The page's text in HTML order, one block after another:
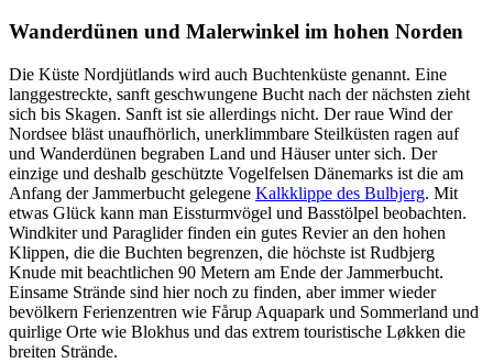
Wanderdünen und Malerwinkel im hohen Norden
Die Küste Nordjütlands wird auch Buchtenküste genannt. Eine
langgestreckte, sanft geschwungene Bucht nach der nächsten zieht
sich bis Skagen. Sanft ist sie allerdings nicht. Der raue Wind der
Nordsee bläst unaufhörlich, unerklimmbare Steilküsten ragen auf
und Wanderdünen begraben Land und Häuser unter sich. Der
einzige und deshalb geschützte Vogelfelsen Dänemarks ist die am
Anfang der Jammerbucht gelegene Kalkklippe des Bulbjerg. Mit
etwas Glück kann man Eissturmvögel und Basstölpel beobachten.
Windkiter und Paraglider finden ein gutes Revier an den hohen
Klippen, die die Buchten begrenzen, die höchste ist Rudbjerg
Knude mit beachtlichen 90 Metern am Ende der Jammerbucht.
Einsame Strände sind hier noch zu finden, aber immer wieder
bevölkern Ferienzentren wie Fårup Aquapark und Sommerland und
quirlige Orte wie Blokhus und das extrem touristische Løkken die
breiten Strände.